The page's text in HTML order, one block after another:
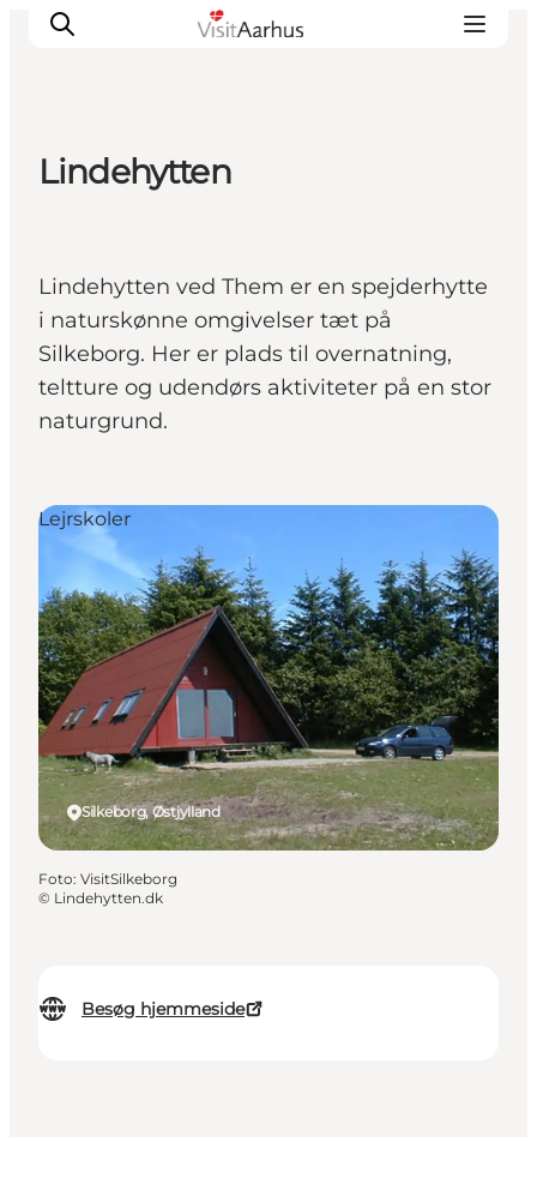
Byer og steder
Planlæg ferien
Transport
Lindehytten
Lindehytten ved Them er en spejderhytte
i naturskønne omgivelser tæt på
Silkeborg. Her er plads til overnatning,
teltture og udendørs aktiviteter på en stor
naturgrund.
Besøg hjemmeside
Silkeborg, Østjylland
Lejrskoler
Foto: VisitSilkeborg
© Lindehytten.dk